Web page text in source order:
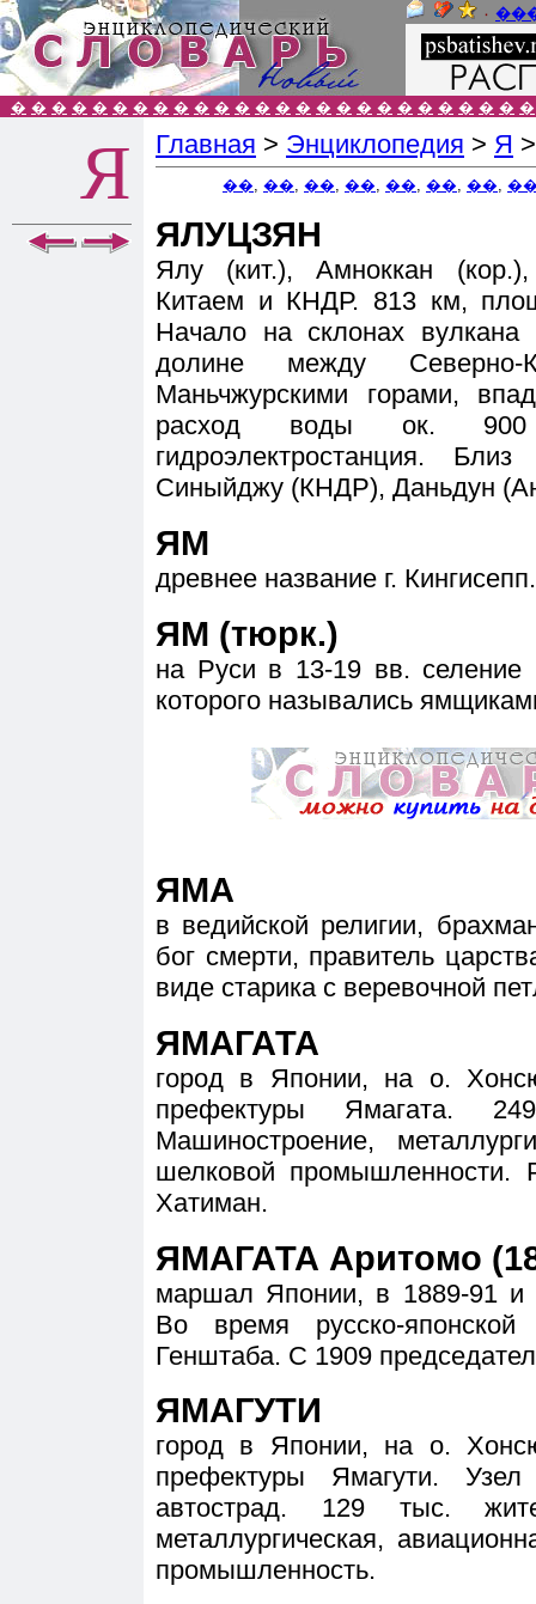
٠
� � � � � � � � � � � � � � � � � � � � � � � � � �
Я Главная > Энциклопедия > Я
��, ��, ��, ��, ��, ��, ��,
ЯЛУЦЗЯН
Ялу (кит.), Амноккан
Китаем и КНДР. 813 км,
Начало на склонах вулкана
долине между Северно-
Маньчжурскими горами,
расход воды ок. 900
гидроэлектростанция.
Синыйджу (КНДР), Даньдун
ЯМ
древнее название г. Кингисепп.
ЯМ (тюрк.)
на Руси в 13-19 вв. селение
которого назывались
ЯМА
в ведийской религии,
бог смерти, правитель
виде старика с веревочной
ЯМАГАТА
город в Японии, на о.
префектуры Ямагата.
Машиностроение,
шелковой промышленности.
Хатиман.
ЯМАГАТА Аритомо
маршал Японии, в 1889-91 и
Во время русско-
Генштаба. С 1909
ЯМАГУТИ
город в Японии, на о.
префектуры Ямагути. Узел
автострад. 129 тыс.
металлургическая,
промышленность.